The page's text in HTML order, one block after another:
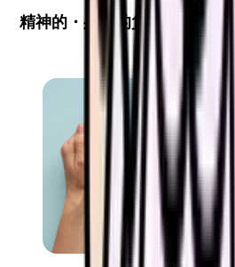
精神的・身体的負担とその影響